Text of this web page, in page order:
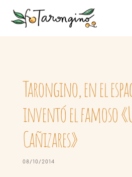
Tarongino, en el
inventó el famoso
Cañizares»
08/10/2014